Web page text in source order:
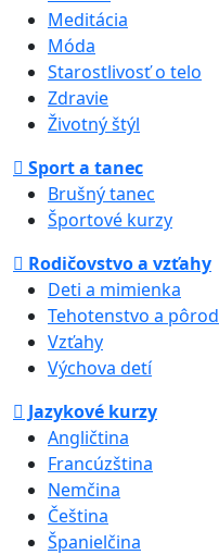
Meditácia
Móda
Starostlivosť o telo
Zdravie
Životný štýl
Sport a tanec
Brušný tanec
Športové kurzy
Rodičovstvo a vzťahy
Deti a mimienka
Tehotenstvo a pôrod
Vzťahy
Výchova detí
Jazykové kurzy
Angličtina
Francúzština
Nemčina
Čeština
Španielčina